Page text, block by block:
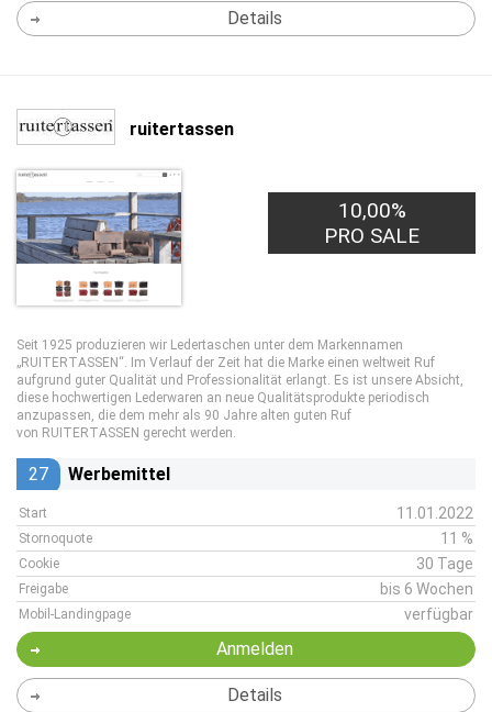
Details
ruitertassen
10,00%
PRO SALE
Seit 1925 produzieren wir Ledertaschen unter dem Markennamen
„RUITERTASSEN“. Im Verlauf der Zeit hat die Marke einen weltweit Ruf
aufgrund guter Qualität und Professionalität erlangt. Es ist unsere Absicht,
diese hochwertigen Lederwaren an neue Qualitätsprodukte periodisch
anzupassen, die dem mehr als 90 Jahre alten guten Ruf
von RUITERTASSEN gerecht werden.
27 Werbemittel
Start 11.01.2022
Stornoquote 11 %
Cookie 30 Tage
Freigabe bis 6 Wochen
Mobil-Landingpage verfügbar
Anmelden
Details